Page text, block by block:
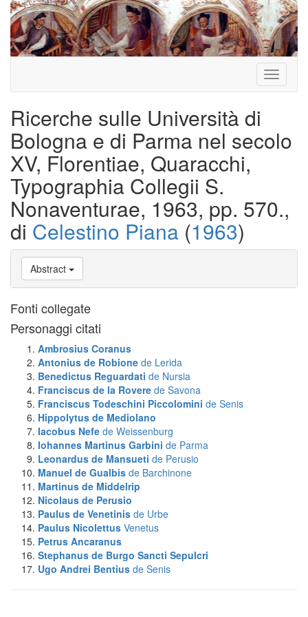
Toggle
Ricerche sulle Università di
Bologna e di Parma nel secolo
XV, Florentiae, Quaracchi,
Typographia Collegii S.
Nonaventurae, 1963, pp. 570.,
di Celestino Piana (1963)
Abstract
Fonti collegate
Personaggi citati
Ambrosius Coranus
Antonius de Robione de Lerida
Benedictus Reguardati de Nursia
Franciscus de la Rovere de Savona
Franciscus Todeschini Piccolomini de Senis
Hippolytus de Mediolano
Iacobus Nefe de Weissenburg
Iohannes Martinus Garbini de Parma
Leonardus de Mansueti de Perusio
Manuel de Gualbis de Barchinone
Martinus de Middelrip
Nicolaus de Perusio
Paulus de Venetinis de Urbe
Paulus Nicolettus Venetus
Petrus Ancaranus
Stephanus de Burgo Sancti Sepulcri
Ugo Andrei Bentius de Senis